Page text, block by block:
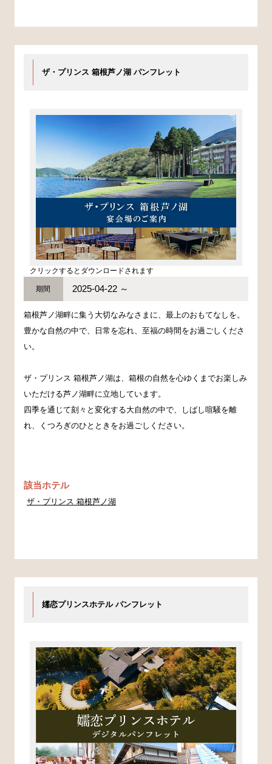
ザ・プリンス 箱根芦ノ湖 パンフレット
クリックするとダウンロードされます
期間 2025-04-22 ～
箱根芦ノ湖畔に集う大切なみなさまに、最上のおもてなしを。
豊かな自然の中で、日常を忘れ、至福の時間をお過ごしくださ
い。
ザ・プリンス 箱根芦ノ湖は、箱根の自然を心ゆくまでお楽しみ
いただける芦ノ湖畔に立地しています。
四季を通じて刻々と変化する大自然の中で、しばし喧騒を離
れ、くつろぎのひとときをお過ごしください。
該当ホテル
ザ・プリンス 箱根芦ノ湖
嬬恋プリンスホテル パンフレット